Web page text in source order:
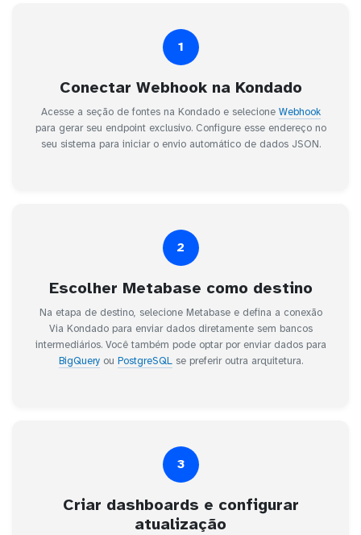
1
Conectar Webhook na Kondado
Acesse a seção de fontes na Kondado e selecione Webhook
para gerar seu endpoint exclusivo. Configure esse endereço no
seu sistema para iniciar o envio automático de dados JSON.
2
Escolher Metabase como destino
Na etapa de destino, selecione Metabase e defina a conexão
Via Kondado para enviar dados diretamente sem bancos
intermediários. Você também pode optar por enviar dados para
BigQueryou PostgreSQLse preferir outra arquitetura.
3
Criar dashboards e configurar
atualização